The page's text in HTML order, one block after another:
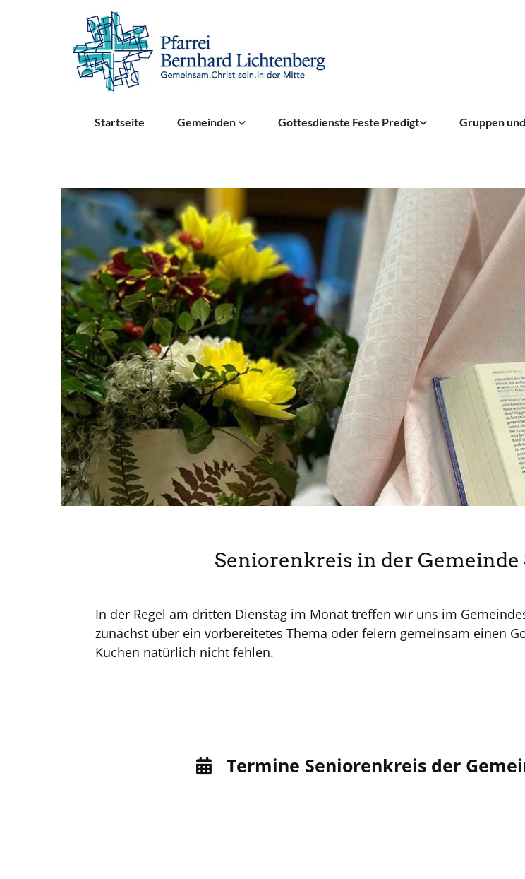
Startseite Gemeinden Gottesdienste Feste Predigt Gruppen
Seniorenkreis in der
In der Regel am dritten Dienstag im Monat treffen wir uns im
zunächst über ein vorbereitetes Thema oder feiern gemeinsam einen
Kuchen natürlich nicht fehlen.
 Termine Seniorenkreis der